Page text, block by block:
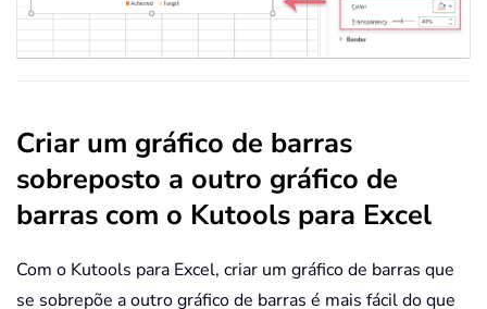
Criar um gráfico de barras
sobreposto a outro gráfico de
barras com o Kutools para Excel
Com o Kutools para Excel, criar um gráfico de barras que
se sobrepõe a outro gráfico de barras é mais fácil do que